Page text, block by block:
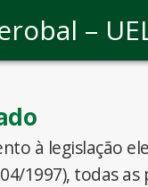
–
à legislação
1997), todas as